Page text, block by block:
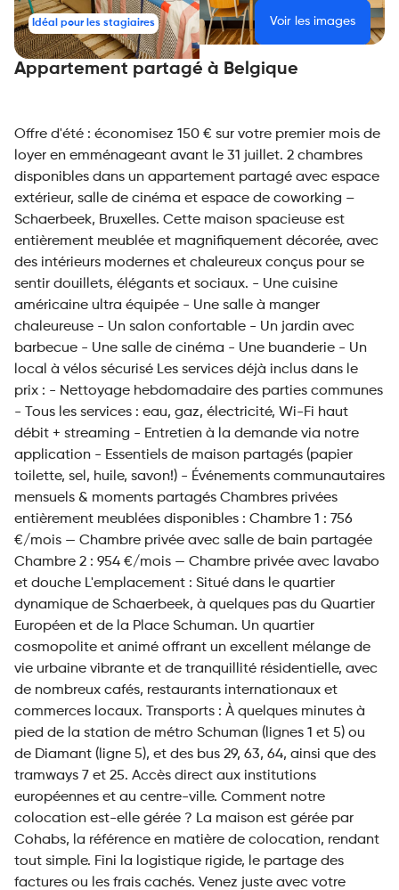
Idéal pour les stagiaires Voir les images
Appartement partagé à Belgique
Offre d'été : économisez 150 € sur votre premier mois de
loyer en emménageant avant le 31 juillet. 2 chambres
disponibles dans un appartement partagé avec espace
extérieur, salle de cinéma et espace de coworking –
Schaerbeek, Bruxelles. Cette maison spacieuse est
entièrement meublée et magnifiquement décorée, avec
des intérieurs modernes et chaleureux conçus pour se
sentir douillets, élégants et sociaux. - Une cuisine
américaine ultra équipée - Une salle à manger
chaleureuse - Un salon confortable - Un jardin avec
barbecue - Une salle de cinéma - Une buanderie - Un
local à vélos sécurisé Les services déjà inclus dans le
prix : - Nettoyage hebdomadaire des parties communes
- Tous les services : eau, gaz, électricité, Wi-Fi haut
débit + streaming - Entretien à la demande via notre
application - Essentiels de maison partagés (papier
toilette, sel, huile, savon!) - Événements communautaires
mensuels & moments partagés Chambres privées
entièrement meublées disponibles : Chambre 1 : 756
€/mois — Chambre privée avec salle de bain partagée
Chambre 2 : 954 €/mois — Chambre privée avec lavabo
et douche L'emplacement : Situé dans le quartier
dynamique de Schaerbeek, à quelques pas du Quartier
Européen et de la Place Schuman. Un quartier
cosmopolite et animé offrant un excellent mélange de
vie urbaine vibrante et de tranquillité résidentielle, avec
de nombreux cafés, restaurants internationaux et
commerces locaux. Transports : À quelques minutes à
pied de la station de métro Schuman (lignes 1 et 5) ou
de Diamant (ligne 5), et des bus 29, 63, 64, ainsi que des
tramways 7 et 25. Accès direct aux institutions
européennes et au centre-ville. Comment notre
colocation est-elle gérée ? La maison est gérée par
Cohabs, la référence en matière de colocation, rendant
tout simple. Fini la logistique rigide, le partage des
factures ou les frais cachés. Venez juste avec votre